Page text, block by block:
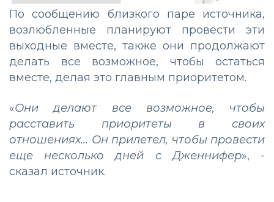
По сообщению близкого паре источника,
возлюбленные планируют провести эти
выходные вместе, также они продолжают
делать все возможное, чтобы остаться
вместе, делая это главным приоритетом.
«Они делают все возможное, чтобы
расставить приоритеты в своих
отношениях... Он прилетел, чтобы провести
еще несколько дней с Дженнифер», -
сказал источник.